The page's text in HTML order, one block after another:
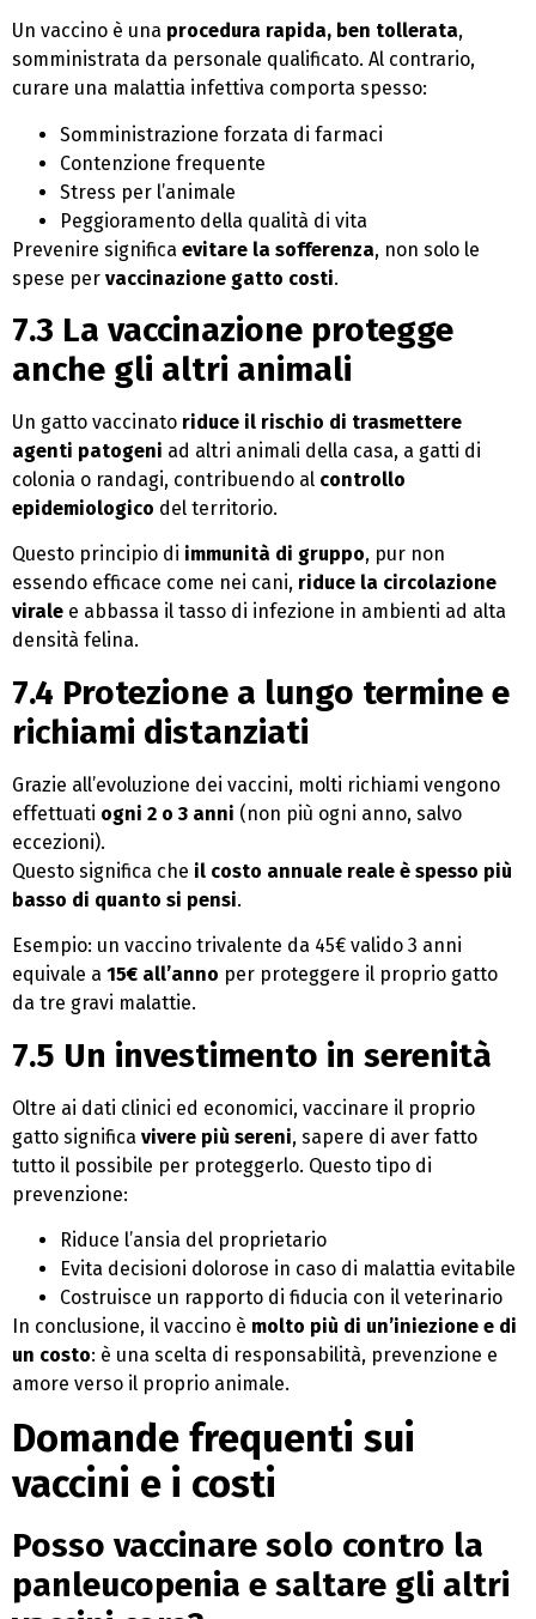
Un vaccino è una procedura rapida, ben tollerata,
somministrata da personale qualificato. Al contrario,
curare una malattia infettiva comporta spesso:
Somministrazione forzata di farmaci
Contenzione frequente
Stress per l’animale
Peggioramento della qualità di vita
Prevenire significa evitare la sofferenza, non solo le
spese per vaccinazione gatto costi.
7.3 La vaccinazione protegge
anche gli altri animali
Un gatto vaccinato riduce il rischio di trasmettere
agenti patogeni ad altri animali della casa, a gatti di
colonia o randagi, contribuendo al controllo
epidemiologico del territorio.
Questo principio di immunità di gruppo, pur non
essendo efficace come nei cani, riduce la circolazione
virale e abbassa il tasso di infezione in ambienti ad alta
densità felina.
7.4 Protezione a lungo termine e
richiami distanziati
Grazie all’evoluzione dei vaccini, molti richiami vengono
effettuati ogni 2 o 3 anni (non più ogni anno, salvo
eccezioni).
Questo significa che il costo annuale reale è spesso più
basso di quanto si pensi.
Esempio: un vaccino trivalente da 45€ valido 3 anni
equivale a 15€ all’anno per proteggere il proprio gatto
da tre gravi malattie.
7.5 Un investimento in serenità
Oltre ai dati clinici ed economici, vaccinare il proprio
gatto significa vivere più sereni, sapere di aver fatto
tutto il possibile per proteggerlo. Questo tipo di
prevenzione:
Riduce l’ansia del proprietario
Evita decisioni dolorose in caso di malattia evitabile
Costruisce un rapporto di fiducia con il veterinario
In conclusione, il vaccino è molto più di un’iniezione e di
un costo: è una scelta di responsabilità, prevenzione e
amore verso il proprio animale.
Domande frequenti sui
vaccini e i costi
Posso vaccinare solo contro la
panleucopenia e saltare gli altri